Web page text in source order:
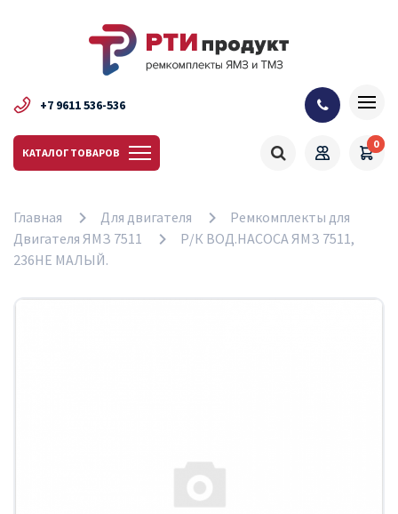
+7 9611 536-536
КАТАЛОГ ТОВАРОВ
0
Главная Для двигателя
Ремкомплекты для
Двигателя ЯМЗ 7511
Р/К ВОД.НАСОСА ЯМЗ 7511,
236НЕ МАЛЫЙ.